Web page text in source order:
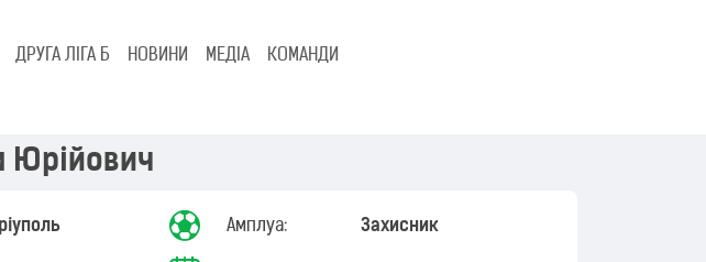
ДРУГА ЛІГА Б НОВИНИ МЕДІА КОМАНДИ
Юрійович
Амплуа: Захисник